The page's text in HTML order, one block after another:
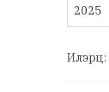
Илэрц: